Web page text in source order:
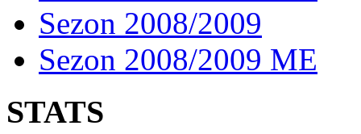
Sezon 2008/2009
Sezon 2008/2009 ME
STATS